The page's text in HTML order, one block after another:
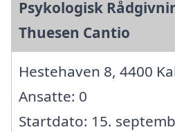
Psykologisk
Thuesen Cantio
Hestehaven 8, 4400
Ansatte: 0
Startdato: 15.